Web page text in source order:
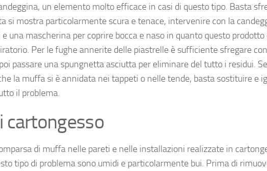
un elemento molto efficace in casi di questo tipo. Basta
si mostra particolarmente scura e tenace, intervenire con la
una mascherina per coprire bocca e naso in quanto questo prodotto
Per le fughe annerite delle piastrelle è sufficiente sfregare
passare una spungnetta asciutta per eliminare del tutto i residui.
la muffa si è annidata nei tappeti o nelle tende, basta sostituire e
il problema.
cartongesso
di muffa nelle pareti e nelle installazioni realizzate in
tipo di problema sono umidi e particolarmente bui. Prima di